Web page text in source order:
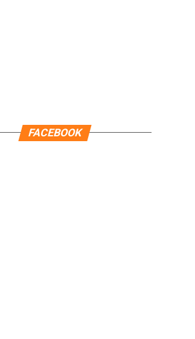
FACEBOOK